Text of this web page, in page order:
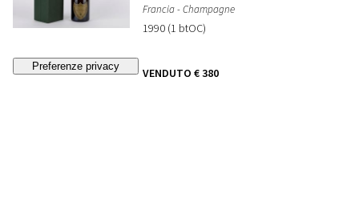
Francia - Champagne
1990 (1 btOC)
VENDUTO € 380